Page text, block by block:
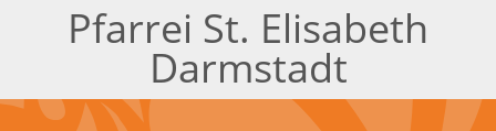
Pfarrei St. Elisabeth
Darmstadt